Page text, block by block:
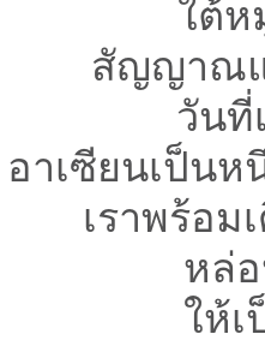
ใต้ห
สัญญาณ
วันที่
อาเซียนเป็นห
เราพร้อม
หล่
ให้เ